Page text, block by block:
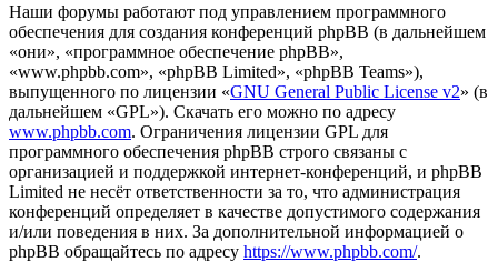
Наши форумы работают под управлением программного
обеспечения для создания конференций phpBB (в дальнейшем
«они», «программное обеспечение phpBB»,
«www.phpbb.com», «phpBB Limited», «phpBB Teams»),
выпущенного по лицензии «GNU General Public License v2» (в
дальнейшем «GPL»). Скачать его можно по адресу
www.phpbb.com. Ограничения лицензии GPL для
программного обеспечения phpBB строго связаны с
организацией и поддержкой интернет-конференций, и phpBB
Limited не несёт ответственности за то, что администрация
конференций определяет в качестве допустимого содержания
и/или поведения в них. За дополнительной информацией о
phpBB обращайтесь по адресу https://www.phpbb.com/.